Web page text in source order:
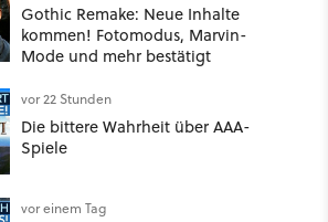
Gothic Remake: Neue Inhalte
kommen! Fotomodus, Marvin-
Mode und mehr bestätigt
vor 22 Stunden
Die bittere Wahrheit über AAA-
Spiele
vor einem Tag